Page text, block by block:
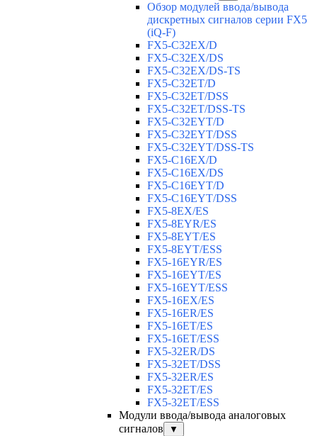
Обзор модулей ввода/вывода
дискретных сигналов серии FX5
(iQ-F)
FX5-C32EX/D
FX5-C32EX/DS
FX5-C32EX/DS-TS
FX5-C32ET/D
FX5-C32ET/DSS
FX5-C32ET/DSS-TS
FX5-C32EYT/D
FX5-C32EYT/DSS
FX5-C32EYT/DSS-TS
FX5-C16EX/D
FX5-C16EX/DS
FX5-C16EYT/D
FX5-C16EYT/DSS
FX5-8EX/ES
FX5-8EYR/ES
FX5-8EYT/ES
FX5-8EYT/ESS
FX5-16EYR/ES
FX5-16EYT/ES
FX5-16EYT/ESS
FX5-16EX/ES
FX5-16ER/ES
FX5-16ET/ES
FX5-16ET/ESS
FX5-32ER/DS
FX5-32ET/DSS
FX5-32ER/ES
FX5-32ET/ES
FX5-32ET/ESS
Модули ввода/вывода аналоговых
сигналов
▼